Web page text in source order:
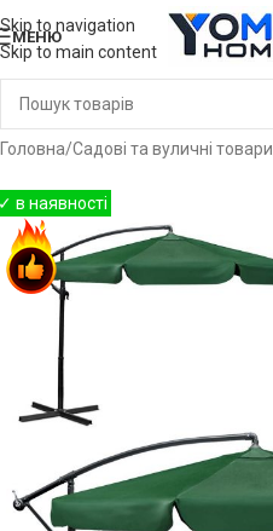
Skip to navigation
Skip to main content
МЕНЮ
Головна/Садові та вуличні товари